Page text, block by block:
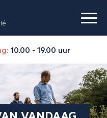
10.00 - 19.00 uur